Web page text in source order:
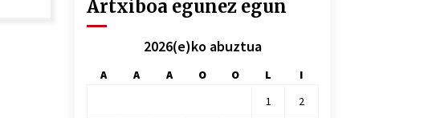
Artxiboa egunez egun
2026(e)ko abuztua
A A A O O L
I
1
2